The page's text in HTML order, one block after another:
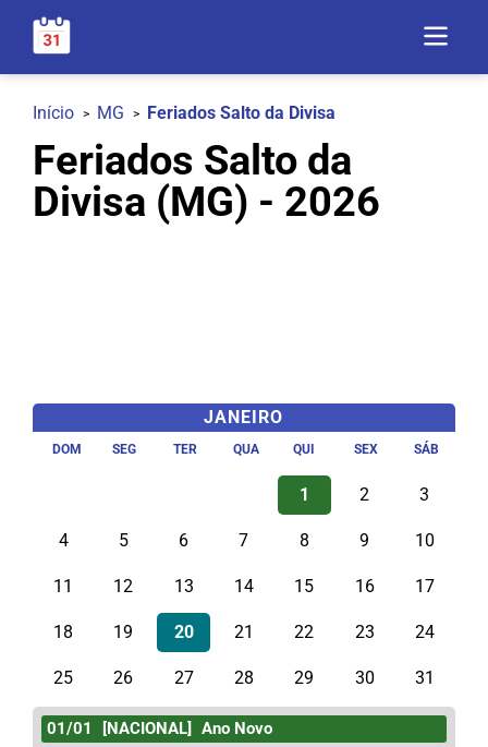
Início MG Feriados Salto da Divisa
Feriados Salto da
Divisa (MG) - 2026
JANEIRO
DOM SEG TER QUA QUI SEX SÁB
1 2 3
4 5 6 7 8 9 10
11 12 13 14 15 16 17
18 19 20 21 22 23 24
25 26 27 28 29 30 31
01/01 [NACIONAL]
Ano Novo